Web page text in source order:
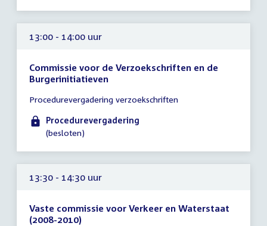
15:00
uur
13:00 - 14:00 uur
Commissie voor de Verzoekschriften en de
Burgerinitiatieven
vergadering
13:00
-
uur
Procedurevergadering verzoekschriften
Procedurevergadering
(besloten)
13:30 - 14:30 uur
Vaste commissie voor Verkeer en Waterstaat
(2008-2010)